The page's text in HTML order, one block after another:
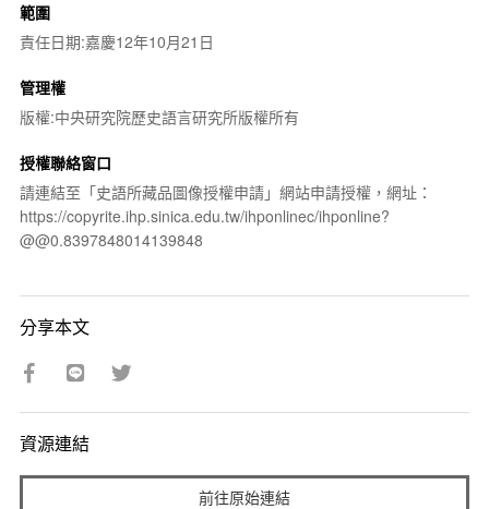
範圍
責任日期:嘉慶12年10月21日
管理權
版權:中央研究院歷史語言研究所版權所有
授權聯絡窗口
請連結至「史語所藏品圖像授權申請」網站申請授權，網址：
https://copyrite.ihp.sinica.edu.tw/ihponlinec/ihponline?
@@0.8397848014139848
分享本文
資源連結
前往原始連結